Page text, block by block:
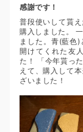
感謝です！
普段使いして貰
購入しました。
ました。青(藍色
開けてくれた友
た！ 「今年貰っ
えて、購入して
ざいました！